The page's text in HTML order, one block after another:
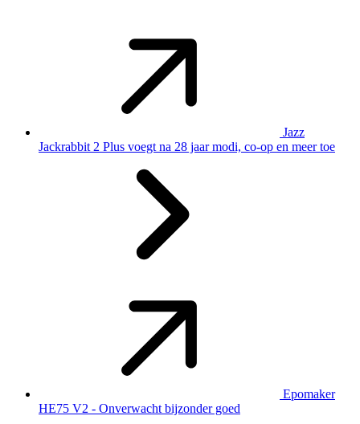
Jazz
Jackrabbit 2 Plus voegt na 28 jaar modi, co-op en meer toe
Epomaker
HE75 V2 - Onverwacht bijzonder goed